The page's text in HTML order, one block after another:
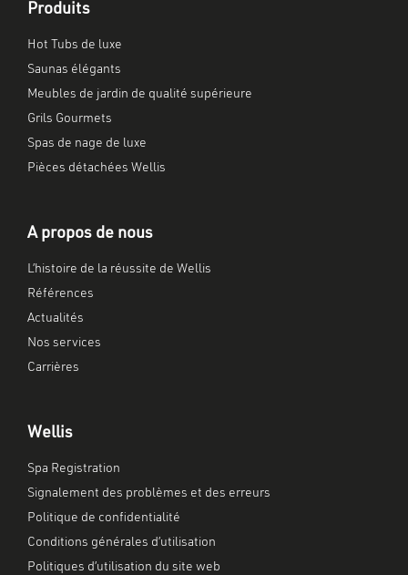
Produits
Hot Tubs de luxe
Saunas élégants
Meubles de jardin de qualité supérieure
Grils Gourmets
Spas de nage de luxe
Pièces détachées Wellis
A propos de nous
L’histoire de la réussite de Wellis
Références
Actualités
Nos services
Carrières
Wellis
Spa Registration
Signalement des problèmes et des erreurs
Politique de confidentialité
Conditions générales d’utilisation
Politiques d’utilisation du site web